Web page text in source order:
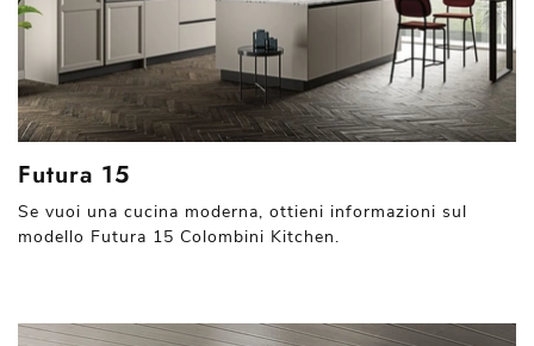
Futura 15
Se vuoi una cucina moderna, ottieni informazioni sul
modello Futura 15 Colombini Kitchen.